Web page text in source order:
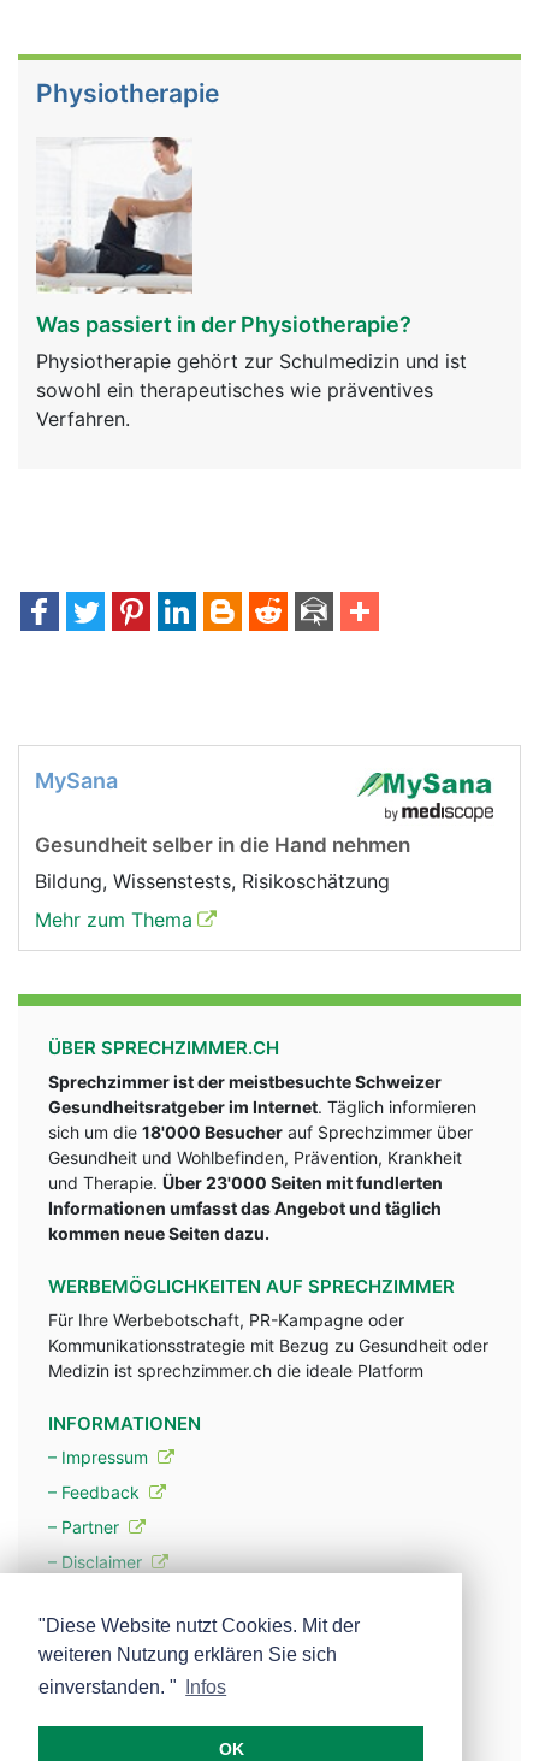
Physiotherapie
Was passiert in der Physiotherapie?
Physiotherapie gehört zur Schulmedizin und ist
sowohl ein therapeutisches wie präventives
Verfahren.
MySana
Gesundheit selber in die Hand nehmen
Bildung, Wissenstests, Risikoschätzung
Mehr zum Thema
ÜBER SPRECHZIMMER.CH
Sprechzimmer ist der meistbesuchte Schweizer
Gesundheitsratgeber im Internet. Täglich informieren
sich um die 18'000 Besucher auf Sprechzimmer über
Gesundheit und Wohlbefinden, Prävention, Krankheit
und Therapie. Über 23'000 Seiten mit fundlerten
Informationen umfasst das Angebot und täglich
kommen neue Seiten dazu.
WERBEMÖGLICHKEITEN AUF SPRECHZIMMER
Für Ihre Werbebotschaft, PR-Kampagne oder
Kommunikationsstrategie mit Bezug zu Gesundheit oder
Medizin ist sprechzimmer.ch die ideale Platform
INFORMATIONEN
– Impressum
– Feedback
– Partner
– Disclaimer
– Werbung
– Mehr über unsere Experten
"Diese Website nutzt Cookies. Mit der
weiteren Nutzung erklären Sie sich
einverstanden. "
Infos
OK